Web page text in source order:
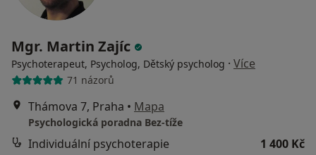
Mgr. Martin Zajíc
Psychoterapeut, Psycholog, Dětský psycholog · Více
71 názorů
Thámova 7, Praha • Mapa
Psychologická poradna Bez-tíže
Individuální psychoterapie
1 400 Kč